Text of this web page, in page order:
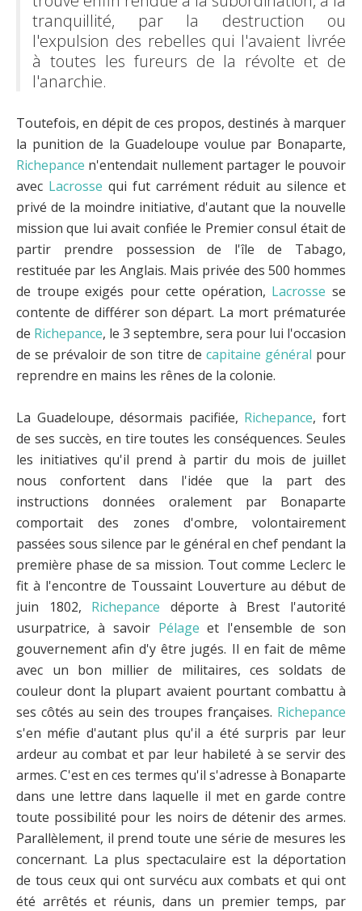
tranquillité, par la destruction ou
l'expulsion des rebelles qui l'avaient livrée
à toutes les fureurs de la révolte et de
l'anarchie.
Toutefois, en dépit de ces propos, destinés à marquer
la punition de la Guadeloupe voulue par Bonaparte,
Richepance n'entendait nullement partager le pouvoir
avec Lacrosse qui fut carrément réduit au silence et
privé de la moindre initiative, d'autant que la nouvelle
mission que lui avait confiée le Premier consul était de
partir prendre possession de l'île de Tabago,
restituée par les Anglais. Mais privée des 500 hommes
de troupe exigés pour cette opération, Lacrosse se
contente de différer son départ. La mort prématurée
de Richepance, le 3 septembre, sera pour lui l'occasion
de se prévaloir de son titre de capitaine général pour
reprendre en mains les rênes de la colonie.
La Guadeloupe, désormais pacifiée, Richepance, fort
de ses succès, en tire toutes les conséquences. Seules
les initiatives qu'il prend à partir du mois de juillet
nous confortent dans l'idée que la part des
instructions données oralement par Bonaparte
comportait des zones d'ombre, volontairement
passées sous silence par le général en chef pendant la
première phase de sa mission. Tout comme Leclerc le
fit à l'encontre de Toussaint Louverture au début de
juin 1802, Richepance déporte à Brest l'autorité
usurpatrice, à savoir Pélage et l'ensemble de son
gouvernement afin d'y être jugés. Il en fait de même
avec un bon millier de militaires, ces soldats de
couleur dont la plupart avaient pourtant combattu à
ses côtés au sein des troupes françaises. Richepance
s'en méfie d'autant plus qu'il a été surpris par leur
ardeur au combat et par leur habileté à se servir des
armes. C'est en ces termes qu'il s'adresse à Bonaparte
dans une lettre dans laquelle il met en garde contre
toute possibilité pour les noirs de détenir des armes.
Parallèlement, il prend toute une série de mesures les
concernant. La plus spectaculaire est la déportation
de tous ceux qui ont survécu aux combats et qui ont
été arrêtés et réunis, dans un premier temps, par